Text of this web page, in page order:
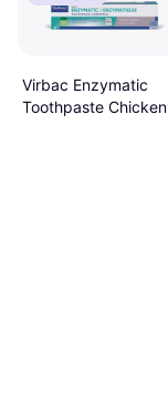
Virbac Enzymatic
Toothpaste Chicken